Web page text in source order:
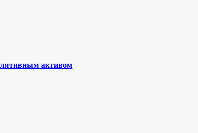
активом